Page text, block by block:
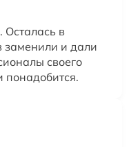
Осталась в
заменили и дали
своего
понадобится.